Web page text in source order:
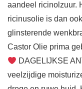
aandeel ricinolzuur.
ricinusolie is dan
glinsterende
Castor Olie prima
DAGELIJKSE
veelzijdige